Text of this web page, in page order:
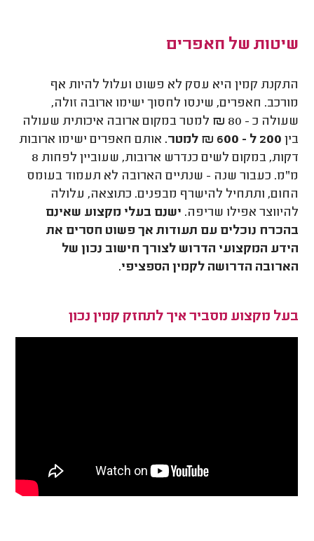
שיטות של חאפרים
התקנת קמין היא עסק לא פשוט ועלול להיות אף
מורכב. חאפרים, שינסו לחסוך ישימו ארובה זולה,
שעולה כ - 80
₪ למטר במקום ארובה איכותית שעולה
בין 200 ל - 600 ₪ למטר.
אותם חאפרים ישימו ארובות
דקות, במקום לשים כנדרש ארובות, שעוביין לפחות 8
מ"מ. כעבור שנה - שנתיים הארובה לא תעמוד בעומס
החום, ותתחיל להישרף מבפנים. כתוצאה, עלולה
להיווצר אפילו שריפה. ישנם בעלי מקצוע שאינם
בהכרח נוכלים עם תעודות אך פשוט חסרים את
הידע המקצועי הדרוש לצורך חישוב נכון של
הארובה הדרושה לקמין הספציפי.
בעל מקצוע מסביר איך לתחזק קמין נכון